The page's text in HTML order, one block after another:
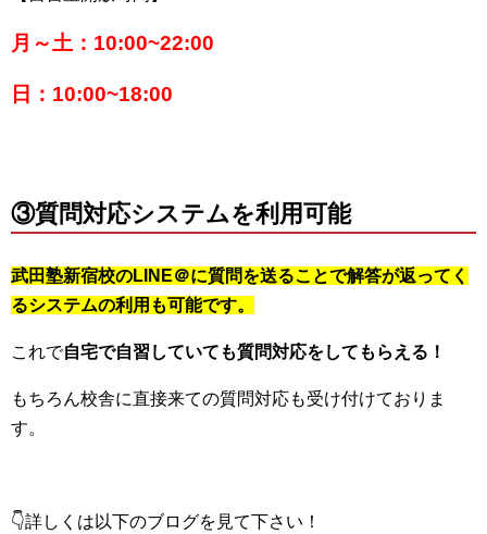
月～土：10:00~22:00
日：10:00~18:00
③質問対応システムを利用可能
武田塾新宿校のLINE＠に質問を送ることで解答が返ってく
るシステムの利用も可能です。
これで自宅で自習していても質問対応をしてもらえる！
もちろん校舎に直接来ての質問対応も受け付けておりま
す。
👇詳しくは以下のブログを見て下さい！